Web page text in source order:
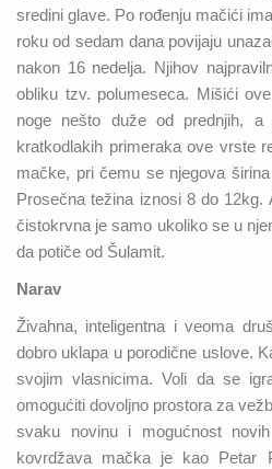
sredini glave. Po rođenju mačići
roku od sedam dana povijaju
nakon 16 nedelja. Njihov
obliku tzv. polumeseca. Mišići
noge nešto duže od prednjih,
kratkodlakih primeraka ove vrste
mačke, pri čemu se njegova
Prosečna težina iznosi 8 do
čistokrvna je samo ukoliko se u
da potiče od Šulamit.
Narav
Živahna, inteligentna i veoma
dobro uklapa u porodične uslove.
svojim vlasnicima. Voli da se
omogućiti dovoljno prostora za
svaku novinu i mogućnost
kovrdžava mačka je kao Petar